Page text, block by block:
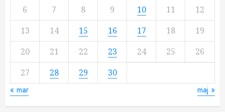
6
7 8 9 10 11
12
13
14 15 16 17 18
19
20
21 22 23 24 25
26
27
28 29 30
« mar maj »